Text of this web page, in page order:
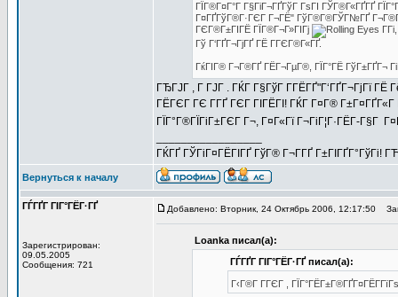
ГЇГ®Г¤Г°Г Г§ГіГ¬ГҐГўГ ГѕГІ ГЎГ®Г«ГҐГҐ
Г¤ГҐГўГ®Г·ГЄГ Г¬ГЁ" ГўГ®Г®ГЎГ№ГҐ
ГЄГ®Г±ГІГЁ ГЇГ®Г¬Г»ГІГј
Гў Г‘ГҐГ¬ГјГҐ ГЁ ГГЄГ®Г«ГҐ.
ГќГІГ® Г¬Г®ГҐ ГЁГ¬ГµГ®, ГЇГ°ГЁ ГўГ±ГҐГ¬
ГЂГЈГ , Г ГЈГ . ГЌГ Г§ГўГ Г­ГЁГҐ"Г‘ГҐГ¬ГјГї
ГЁГЄГ ГЄ Г­ГҐ ГЄГ ГІГЁГІ! ГЌГ Г¤Г® Г±Г¤ГҐГ«Г
ГЇГ°Г®ГЇГіГ±ГЄГ Г¬, Г¤Г«Гї Г¬ГіГ¦Г·ГЁГ­-Г§Г
ГЌГҐ ГЎГіГ¤ГЁГІГҐ ГўГ® Г¬Г­ГҐ Г±ГІГҐГ°ГўГі!
Вернуться к началу
ГЃГҐГ ГІГ°ГЁГ·ГҐ
Зарегистрирован:
09.05.2005
Сообщения: 721
Добавлено: Вторник, 24 Октябрь 2006, 12:17:50
Loanka писал(а):
ГЃГҐГ ГІГ°ГЁГ·ГҐ писал(а):
Г‹Г®Г Г­ГЄГ ,